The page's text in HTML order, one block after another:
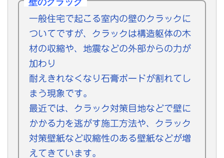
一般住宅で起こる室内の壁のクラックに
ついてですが、クラックは構造躯体の木
材の収縮や、地震などの外部からの力が
加わり
耐えきれなくなり石膏ボードが割れてし
まう現象です。
最近では、クラック対策目地などで壁に
かかる力を逃がす施工方法や、クラック
対策壁紙など収縮性のある壁紙などが増
えてきています。